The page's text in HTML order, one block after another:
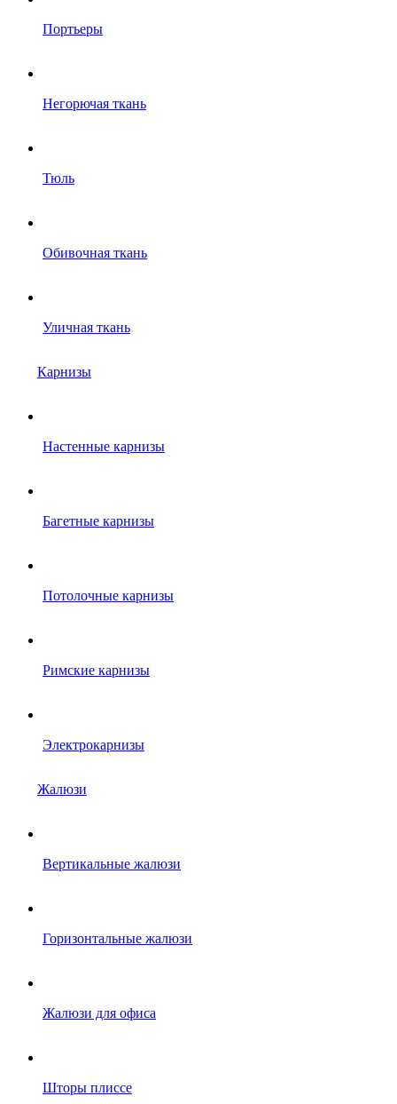
Портьеры
Негорючая ткань
Тюль
Обивочная ткань
Уличная ткань
Карнизы
Настенные карнизы
Багетные карнизы
Потолочные карнизы
Римские карнизы
Электрокарнизы
Жалюзи
Вертикальные жалюзи
Горизонтальные жалюзи
Жалюзи для офиса
Шторы плиссе